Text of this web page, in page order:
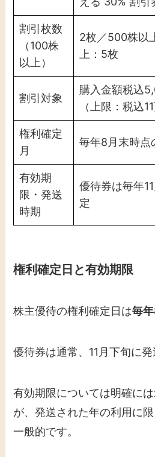
割引枚数
（100株
以上）
2枚／500株以
上：5枚
割引対象
購入金額税込
（上限：税込11
権利確定
月
毎年8月末時点
有効期
限・発送
時期
優待券は毎年
定
権利確定日と有効期限
株主優待の権利確定日は毎
優待券は通常、11月下旬に発
有効期限については明確に
が、発送された年の利用に
一般的です。